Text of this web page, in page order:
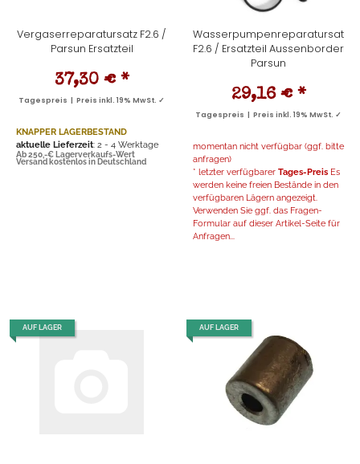
Vergaserreparatursatz F2.6 /
Parsun Ersatzteil
37,30 € *
Tagespreis | Preis inkl. 19% MwSt. ✓
KNAPPER LAGERBESTAND
aktuelle Lieferzeit: 2 - 4 Werktage
Ab 250,-€ Lagerverkaufs-Wert
Versand kostenlos in Deutschland
Wasserpumpenreparatursatz
F2.6 / Ersatzteil Aussenborder
Parsun
29,16 € *
Tagespreis | Preis inkl. 19% MwSt. ✓
momentan nicht verfügbar (ggf. bitte
anfragen)
* letzter verfügbarer Tages-Preis Es
werden keine freien Bestände in den
verfügbaren Lägern angezeigt.
Verwenden Sie ggf. das Fragen-
Formular auf dieser Artikel-Seite für
Anfragen...
AUF LAGER AUF LAGER